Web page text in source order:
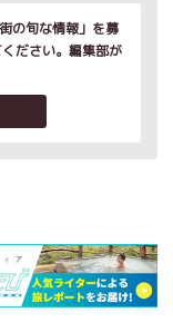
の旬な情報」を募
ださい。編集部が